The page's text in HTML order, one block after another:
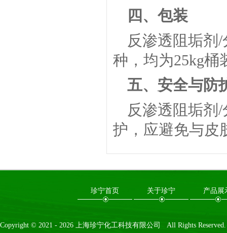
四、包装
反渗透阻垢剂
种，均为25kg桶
五、安全与防
反渗透阻垢剂
护，应避免与皮
珍宁首页 关于珍宁 产品展
Copyright © 2021 - 2026 上海珍宁化工科技有限公司 All Rights Reserved.